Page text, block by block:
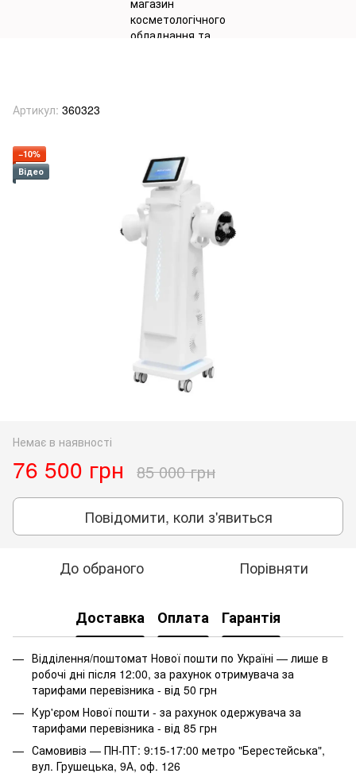
Артикул: 360323
−10%
Відео
Немає в наявності
76 500 грн 85 000 грн
Повідомити, коли з'явиться
До обраного Порівняти
Доставка Оплата Гарантія
Відділення/поштомат Нової пошти по Україні — лише в
робочі дні після 12:00, за рахунок отримувача за
тарифами перевізника - від 50 грн
Кур'єром Нової пошти - за рахунок одержувача за
тарифами перевізника - від 85 грн
Самовивіз — ПН-ПТ: 9:15-17:00 метро "Берестейська",
вул. Грушецька, 9А, оф. 126